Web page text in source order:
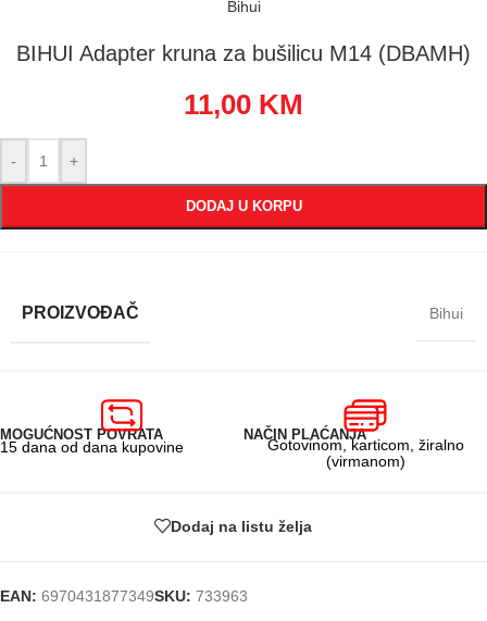
Bihui
BIHUI Adapter kruna za bušilicu M14 (DBAMH)
11,00 KM
- +
DODAJ U KORPU
PROIZVOĐAČ Bihui
MOGUĆNOST POVRATA
15 dana od dana kupovine
NAČIN PLAĆANJA
Gotovinom, karticom, žiralno
(virmanom)
Dodaj na listu želja
EAN: 6970431877349SKU: 733963